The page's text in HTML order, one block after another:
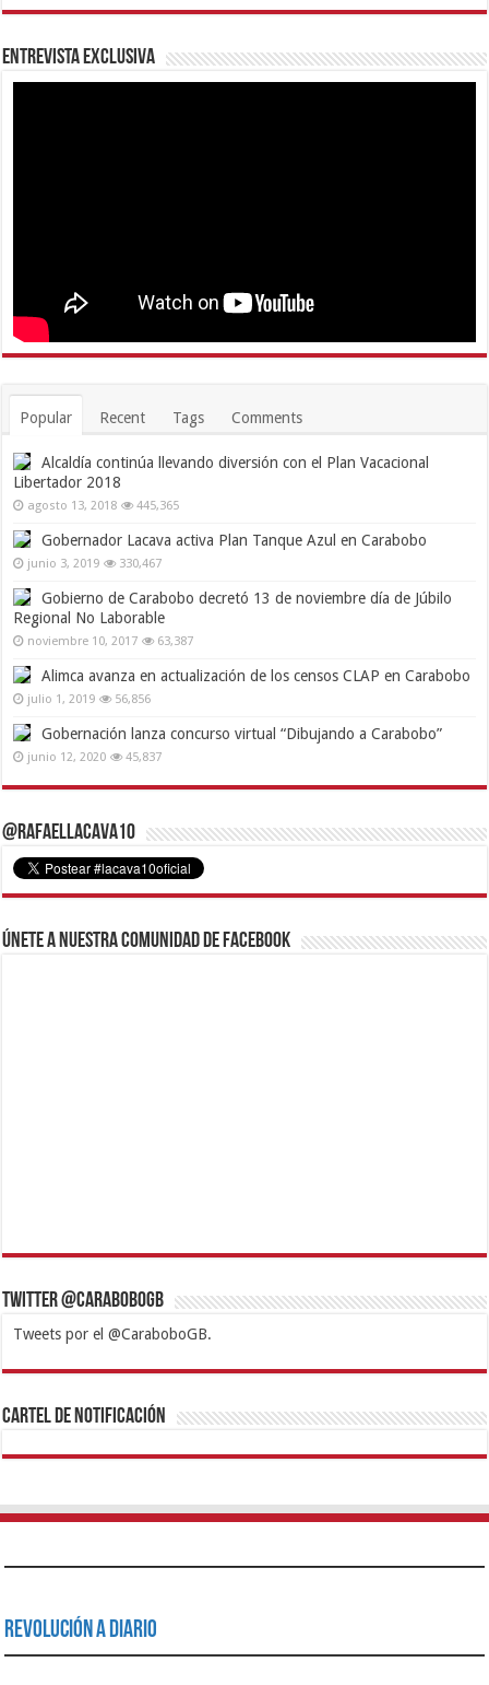
Entrevista Exclusiva
Popular Recent Tags Comments
Alcaldía continúa llevando diversión con el Plan Vacacional
Libertador 2018
agosto 13, 2018 445,365
Gobernador Lacava activa Plan Tanque Azul en Carabobo
junio 3, 2019 330,467
Gobierno de Carabobo decretó 13 de noviembre día de Júbilo
Regional No Laborable
noviembre 10, 2017 63,387
Alimca avanza en actualización de los censos CLAP en Carabobo
julio 1, 2019 56,856
Gobernación lanza concurso virtual “Dibujando a Carabobo”
junio 12, 2020 45,837
@RafaelLacava10
Únete a nuestra comunidad de Facebook
Twitter @CaraboboGB
Tweets por el @CaraboboGB.
1xbetBetturkeyBetistKralbetSupertotobetTipobetMatadorbetMariobet
https://mvbcasino.com/
Cartel de Notificación
Revolución a Diario